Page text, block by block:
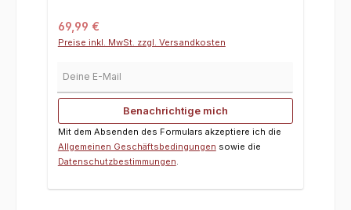
Regulärer Preis:
69,99 €
Preise inkl. MwSt. zzgl. Versandkosten
Benachrichtige mich
Mit dem Absenden des Formulars akzeptiere ich die
Allgemeinen Geschäftsbedingungen sowie die
Datenschutzbestimmungen.